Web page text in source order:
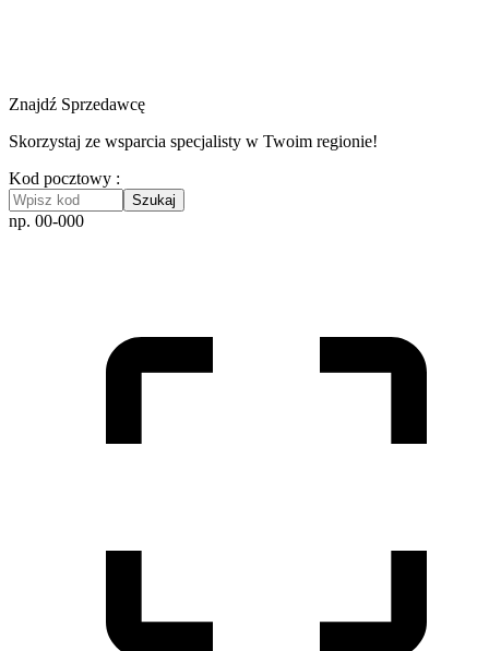
Znajdź Sprzedawcę
Skorzystaj ze wsparcia specjalisty w Twoim regionie!
Kod pocztowy :
Szukaj
np. 00-000